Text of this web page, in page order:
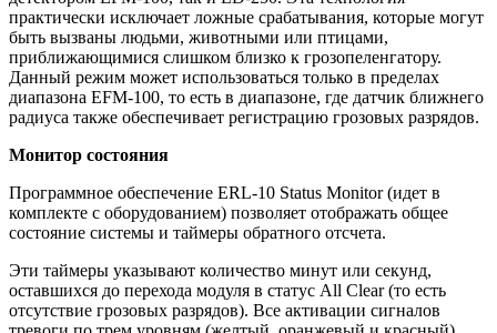
практически исключает ложные срабатывания, которые могут
быть вызваны людьми, животными или птицами,
приближающимися слишком близко к грозопеленгатору.
Данный режим может использоваться только в пределах
диапазона EFM-100, то есть в диапазоне, где датчик ближнего
радиуса также обеспечивает регистрацию грозовых разрядов.
Монитор состояния
Программное обеспечение ERL-10 Status Monitor (идет в
комплекте с оборудованием) позволяет отображать общее
состояние системы и таймеры обратного отсчета.
Эти таймеры указывают количество минут или секунд,
оставшихся до перехода модуля в статус All Clear (то есть
отсутствие грозовых разрядов). Все активации сигналов